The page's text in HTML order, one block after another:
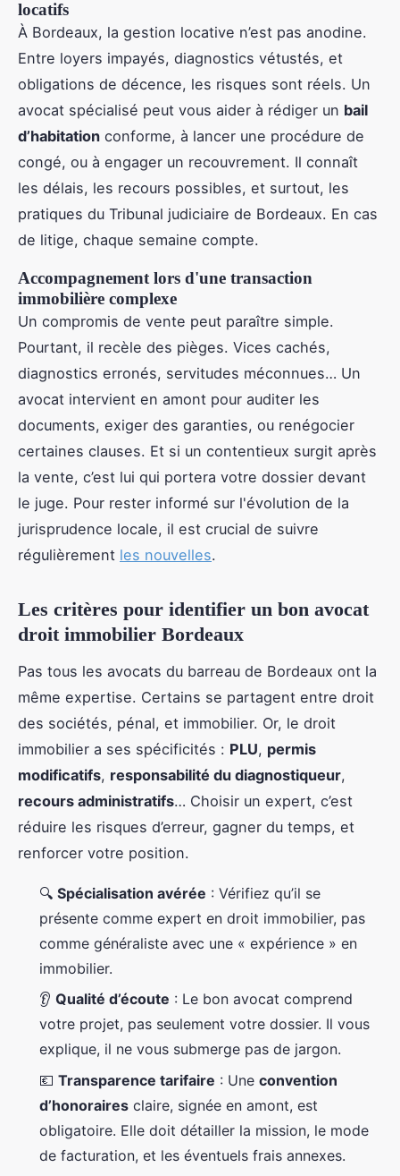
locatifs
À Bordeaux, la gestion locative n’est pas anodine.
Entre loyers impayés, diagnostics vétustés, et
obligations de décence, les risques sont réels. Un
avocat spécialisé peut vous aider à rédiger un bail
d’habitation conforme, à lancer une procédure de
congé, ou à engager un recouvrement. Il connaît
les délais, les recours possibles, et surtout, les
pratiques du Tribunal judiciaire de Bordeaux. En cas
de litige, chaque semaine compte.
Accompagnement lors d'une transaction
immobilière complexe
Un compromis de vente peut paraître simple.
Pourtant, il recèle des pièges. Vices cachés,
diagnostics erronés, servitudes méconnues… Un
avocat intervient en amont pour auditer les
documents, exiger des garanties, ou renégocier
certaines clauses. Et si un contentieux surgit après
la vente, c’est lui qui portera votre dossier devant
le juge. Pour rester informé sur l'évolution de la
jurisprudence locale, il est crucial de suivre
régulièrement les nouvelles.
Les critères pour identifier un bon avocat
droit immobilier Bordeaux
Pas tous les avocats du barreau de Bordeaux ont la
même expertise. Certains se partagent entre droit
des sociétés, pénal, et immobilier. Or, le droit
immobilier a ses spécificités : PLU, permis
modificatifs, responsabilité du diagnostiqueur,
recours administratifs… Choisir un expert, c’est
réduire les risques d’erreur, gagner du temps, et
renforcer votre position.
🔍 Spécialisation avérée : Vérifiez qu’il se
présente comme expert en droit immobilier, pas
comme généraliste avec une « expérience » en
immobilier.
👂 Qualité d’écoute : Le bon avocat comprend
votre projet, pas seulement votre dossier. Il vous
explique, il ne vous submerge pas de jargon.
💶 Transparence tarifaire : Une convention
d’honoraires claire, signée en amont, est
obligatoire. Elle doit détailler la mission, le mode
de facturation, et les éventuels frais annexes.